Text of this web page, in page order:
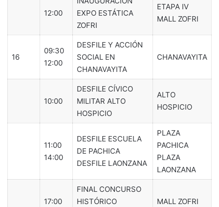
12:00
EXPO ESTÁTICA
ZOFRI
ETAPA IV
MALL ZOFRI
16
09:30
12:00
DESFILE Y ACCIÓN
SOCIAL EN
CHANAVAYITA
CHANAVAYITA
10:00
DESFILE CÍVICO
MILITAR ALTO
HOSPICIO
ALTO
HOSPICIO
11:00
14:00
DESFILE ESCUELA
DE PACHICA
DESFILE LAONZANA
PLAZA
PACHICA
PLAZA
LAONZANA
17:00
FINAL CONCURSO
HISTÓRICO
MALL ZOFRI